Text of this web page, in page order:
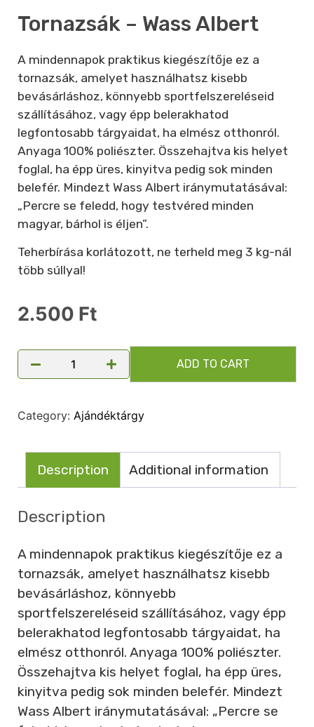
Tornazsák – Wass Albert
A mindennapok praktikus kiegészítője ez a
tornazsák, amelyet használhatsz kisebb
bevásárláshoz, könnyebb sportfelszereléseid
szállításához, vagy épp belerakhatod
legfontosabb tárgyaidat, ha elmész otthonról.
Anyaga 100% poliészter. Összehajtva kis helyet
foglal, ha épp üres, kinyitva pedig sok minden
belefér. Mindezt Wass Albert iránymutatásával:
„Percre se feledd, hogy testvéred minden
magyar, bárhol is éljen”.
Teherbírása korlátozott, ne terheld meg 3 kg-nál
több súllyal!
2.500 Ft
ADD TO CART
Category: Ajándéktárgy
Description Additional information
Description
A mindennapok praktikus kiegészítője ez a
tornazsák, amelyet használhatsz kisebb
bevásárláshoz, könnyebb
sportfelszereléseid szállításához, vagy épp
belerakhatod legfontosabb tárgyaidat, ha
elmész otthonról. Anyaga 100% poliészter.
Összehajtva kis helyet foglal, ha épp üres,
kinyitva pedig sok minden belefér. Mindezt
Wass Albert iránymutatásával: „Percre se